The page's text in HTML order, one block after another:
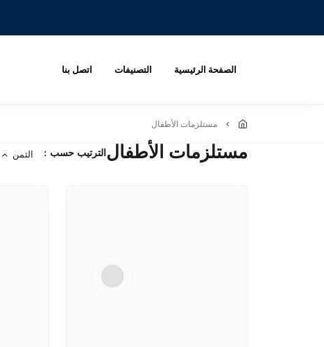
الصفحة الرئيسية التصنيفات اتصل بنا
مستلزمات الأطفال
مستلزمات الأطفال الترتيب حسب : الثمن